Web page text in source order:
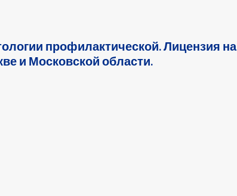
профилактической. Лицензия на
и Московской области.